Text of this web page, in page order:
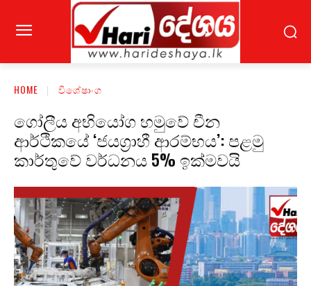
HOME විශේෂාංග
ගෝලීය අභියෝග හමුවේ චීන
ආර්ථිකයේ ‘ජයග්‍රාහී ආරම්භය’: පළමු
කාර්තුවේ වර්ධනය 5% ඉක්මවයි